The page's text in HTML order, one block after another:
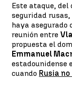
Este ataque, del
seguridad rusas,
haya asegurado
reunión entre
propuesta el
Emmanuel
estadounidense
cuando Rusia